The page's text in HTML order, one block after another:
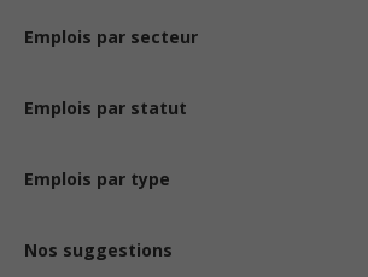
Emplois par secteur
Emplois par statut
Emplois par type
Nos suggestions